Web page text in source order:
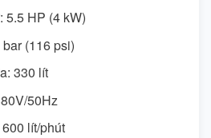
5.5 HP (4 kW)
(116 psi)
330 lít
50Hz
lít/phút